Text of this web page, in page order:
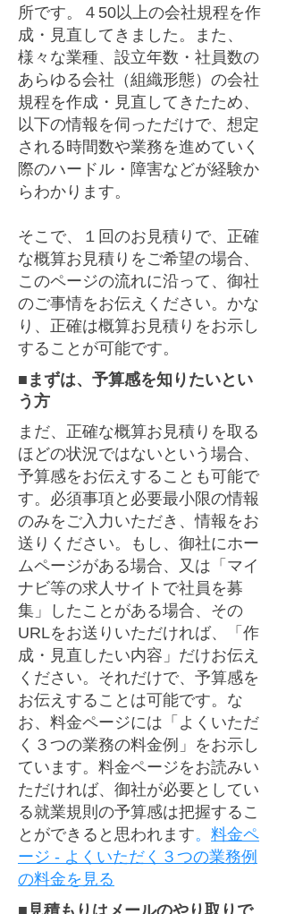
所です。４50以上の会社規程を作
成・見直してきました。また、
様々な業種、設立年数・社員数の
あらゆる会社（組織形態）の会社
規程を作成・見直してきたため、
以下の情報を伺っただけで、想定
される時間数や業務を進めていく
際のハードル・障害などが経験か
らわかります。
そこで、１回のお見積りで、正確
な概算お見積りをご希望の場合、
このページの流れに沿って、御社
のご事情をお伝えください。かな
り、正確は概算お見積りをお示し
することが可能です。​​
■ まずは、予算感を知りたいとい
う方
まだ、正確な概算お見積りを取る
ほどの状況ではないという場合、
予算感をお伝えすることも可能で
す。必須事項と必要最小限の情報
のみをご入力いただき、情報をお
送りください。もし、御社にホー
ムページがある場合、又は「マイ
ナビ等の求人サイトで社員を募
集」したことがある場合、その
URLをお送りいただければ、「作
成・見直したい内容」だけお伝え
ください。それだけで、予算感を
お伝えすることは可能です。な
お、料金ページには「よくいただ
く３つの業務の料金例」をお示し
ています。料金ページをお読みい
ただければ、御社が必要としてい
る就業規則の予算感は把握するこ
とができると思われます。 料金ペ
ージ ‐ よくいただく３つの業務例
の料金を見る
■ 見積もりはメールのやり取りで